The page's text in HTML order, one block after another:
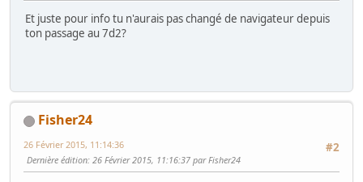
Et juste pour info tu n'aurais pas changé de navigateur depuis
ton passage au 7d2?
Fisher24
#2
26 Février 2015, 11:14:36
Dernière édition: 26 Février 2015, 11:16:37 par Fisher24